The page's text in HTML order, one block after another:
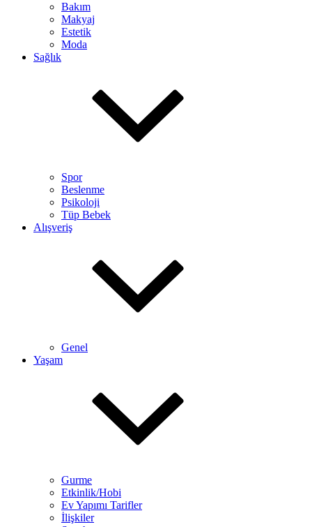
Bakım
Makyaj
Estetik
Moda
Sağlık
Spor
Beslenme
Psikoloji
Tüp Bebek
Alışveriş
Genel
Yaşam
Gurme
Etkinlik/Hobi
Ev Yapımı Tarifler
İlişkiler